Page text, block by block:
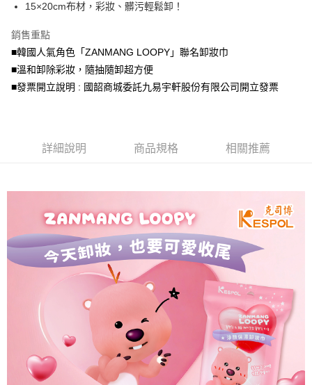
AFTEE先享後付
相關說明
AFTEE先享後付是「在收到商品之後才付款」的支付方式。 讓您購物簡單
３．安心：先確認商品／服務後，再付款。
結帳頁面，進行簡訊認證並確認金額後，即可完成結帳。
３．收到繳費通知簡訊後14天內，點擊此簡訊中的連結，可透過四大超商／
ATM／網路銀行／等多元方式進行付款，方視為交易完成。
※ 請注意：結帳手續完成當下不需立刻繳費，但若您需要取消訂單，請聯絡
購買商品的店家。未經商家同意取消之訂單仍視為有效，需透過AFTEE先享
後付繳納相關費用。
※ 交易是否成功請以「AFTEE先享後付 」之結帳頁面顯示為準，若有關於
是否繳費成功／繳費後需取消欲退款等相關疑問，請聯繫「AFTEE先享後付
客戶支援中心」
https://netprotections.freshdesk.com/support/home
【注意事項】
１．透過由恩沛科技股份有限公司提供之「AFTEE先享後付」服務完成之交
易，需依本服務之必要範圍內提供個人資料，並將交易相關給付款項請求債
權轉讓予恩沛科技股份有限公司。
２．關於個人資料處理事宜，請瀏覽以下網址：
ATM付款
15×20cm布材，彩妝、髒污輕鬆卸！
銷售重點
■韓國人氣角色「ZANMANG LOOPY」聯名卸妝巾
■溫和卸除彩妝，隨抽隨卸超方便
■發票開立說明 : 國韶商城委託九易宇軒股份有限公司開立發票
詳細說明 商品規格 相關推薦